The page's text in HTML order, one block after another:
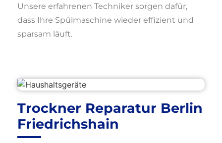
Unsere erfahrenen Techniker sorgen dafür,
dass Ihre Spülmaschine wieder effizient und
sparsam läuft.
Trockner Reparatur Berlin
Friedrichshain